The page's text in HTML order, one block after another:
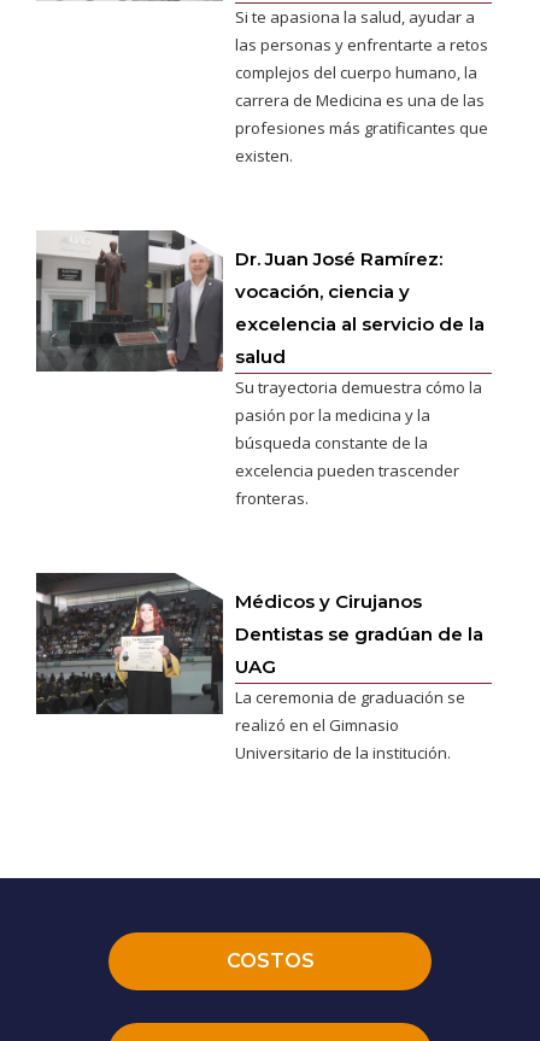
Si te apasiona la salud, ayudar a
las personas y enfrentarte a retos
complejos del cuerpo humano, la
carrera de Medicina es una de las
profesiones más gratificantes que
existen.
Dr. Juan José Ramírez:
vocación, ciencia y
excelencia al servicio de la
salud
Su trayectoria demuestra cómo la
pasión por la medicina y la
búsqueda constante de la
excelencia pueden trascender
fronteras.
Médicos y Cirujanos
Dentistas se gradúan de la
UAG
La ceremonia de graduación se
realizó en el Gimnasio
Universitario de la institución.
COSTOS